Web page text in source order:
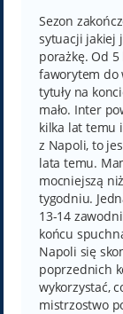
t
Sezon
sytuacji jakiej
porażkę. Od
faworytem do
tytuły na
mało. Inter
kilka lat temu
z Napoli, to
lata temu.
mocniejszą
tygodniu.
13-14
końcu
Napoli się
poprzednich
wykorzystać,
mistrzostwo